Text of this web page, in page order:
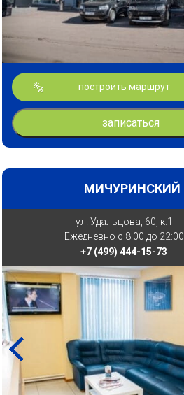
построить маршрут
записаться
МИЧУРИНСКИЙ
ул. Удальцова, 60, к.1
Ежедневно с 8:00 до 22:00
+7 (499) 444-15-73